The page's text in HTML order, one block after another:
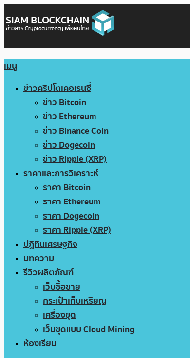
เมนู
ข่าวคริปโตเคอเรนซี่
ข่าว Bitcoin
ข่าว Ethereum
ข่าว Binance Coin
ข่าว Dogecoin
ข่าว Ripple (XRP)
ราคาและการวิเคราะห์
ราคา Bitcoin
ราคา Ethereum
ราคา Dogecoin
ราคา Ripple (XRP)
ปฏิทินเศรษฐกิจ
บทความ
รีวิวผลิตภัณฑ์
เว็บซื้อขาย
กระเป๋าเก็บเหรียญ
เครื่องขุด
เว็บขุดแบบ Cloud Mining
ห้องเรียน